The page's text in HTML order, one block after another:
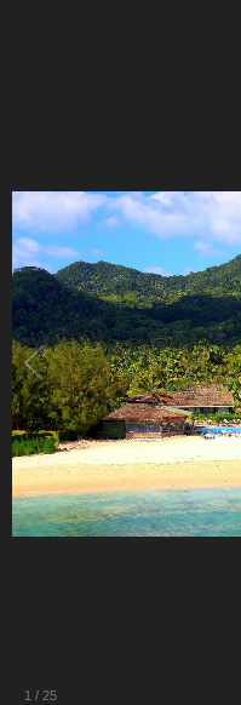
1 / 25